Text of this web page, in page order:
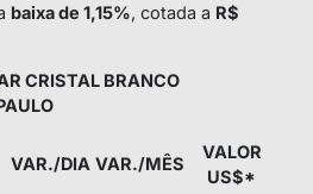
baixa de 1,15%, cotada a R$
CRISTAL BRANCO
VAR./DIA VAR./MÊS
VALOR
US$*